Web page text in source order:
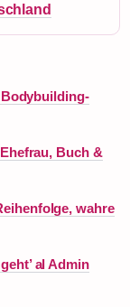
Buch &
wahre
al Admin